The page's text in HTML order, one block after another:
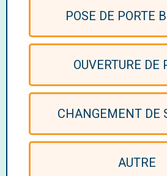
POSE DE PORTE
OUVERTURE DE
CHANGEMENT DE
AUTRE